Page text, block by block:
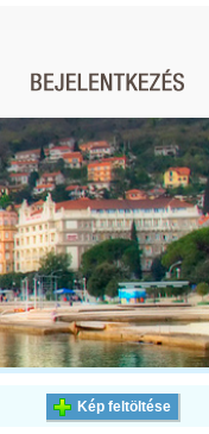
Kép feltöltése